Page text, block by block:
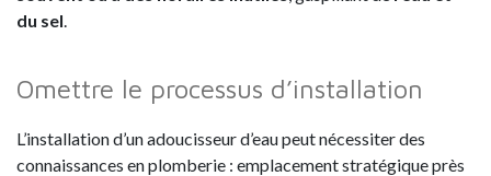
du sel.
Omettre le processus d’installation
L’installation d’un adoucisseur d’eau peut nécessiter des
connaissances en plomberie : emplacement stratégique près